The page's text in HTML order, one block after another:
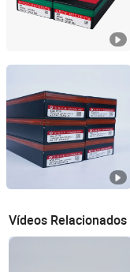
Changzhou Longfu
Jiangsu, China
Vídeos Relacionados